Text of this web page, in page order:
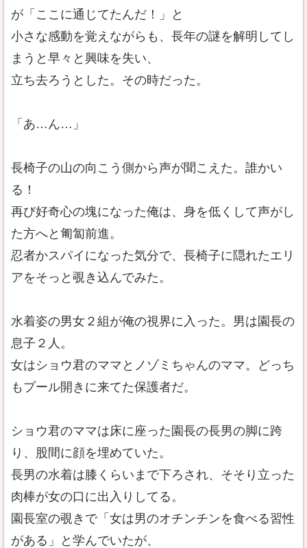
が「ここに通じてたんだ！」と
小さな感動を覚えながらも、長年の謎を解明してし
まうと早々と興味を失い、
立ち去ろうとした。その時だった。
「あ…ん…」
長椅子の山の向こう側から声が聞こえた。誰かい
る！
再び好奇心の塊になった俺は、身を低くして声がし
た方へと匍匐前進。
忍者かスパイになった気分で、長椅子に隠れたエリ
アをそっと覗き込んでみた。
水着姿の男女２組が俺の視界に入った。男は園長の
息子２人。
女はショウ君のママとノゾミちゃんのママ。どっち
もプール開きに来てた保護者だ。
ショウ君のママは床に座った園長の長男の脚に跨
り、股間に顔を埋めていた。
長男の水着は膝くらいまで下ろされ、そそり立った
肉棒が女の口に出入りしてる。
園長室の覗きで「女は男のオチンチンを食べる習性
がある」と学んでいたが、